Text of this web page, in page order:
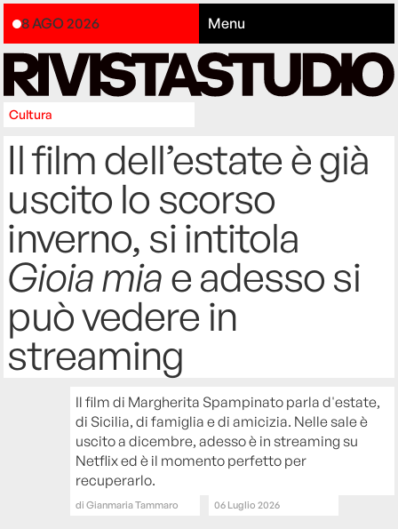
8 AGO 2026 Menu
Cultura
Il film dell’estate è già
uscito lo scorso
inverno, si intitola
Gioia miae adesso si
può vedere in
streaming
Il film di Margherita Spampinato parla d'estate,
di Sicilia, di famiglia e di amicizia. Nelle sale è
uscito a dicembre, adesso è in streaming su
Netflix ed è il momento perfetto per
recuperarlo.
diGianmaria Tammaro 06 Luglio 2026